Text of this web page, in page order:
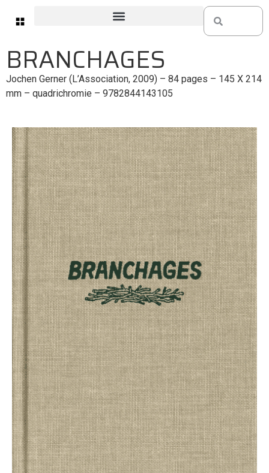
BRANCHAGES
Jochen Gerner (L’Association, 2009) – 84 pages – 145 X 214
mm – quadrichromie – 9782844143105